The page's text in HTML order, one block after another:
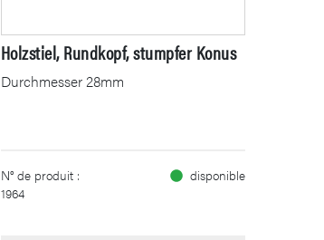
Holzstiel, Rundkopf, stumpfer Konus
Durchmesser 28mm
N° de produit :
1964
disponible